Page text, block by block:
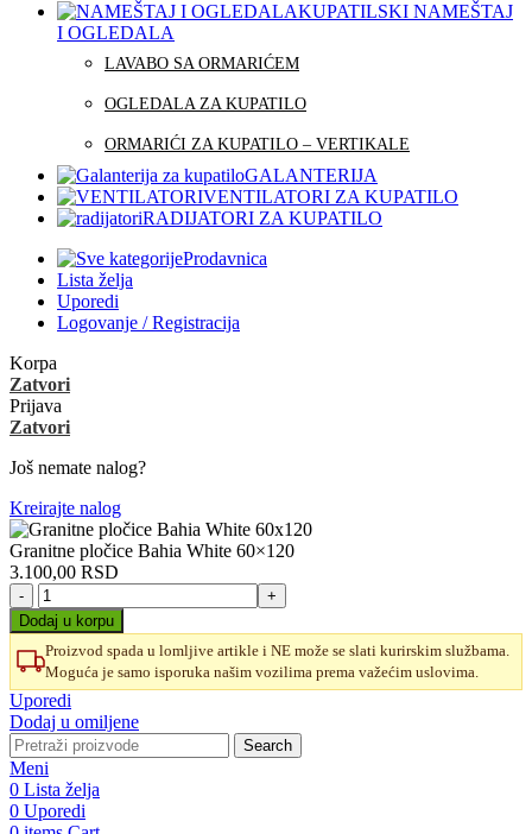
KUPATILSKI NAMEŠTAJ
I OGLEDALA
LAVABO SA ORMARIĆEM
OGLEDALA ZA KUPATILO
ORMARIĆI ZA KUPATILO – VERTIKALE
GALANTERIJA
VENTILATORI ZA KUPATILO
RADIJATORI ZA KUPATILO
Prodavnica
Lista želja
Uporedi
Logovanje / Registracija
Korpa
Zatvori
Prijava
Zatvori
Još nemate nalog?
Kreirajte nalog
Granitne pločice Bahia White 60×120
3.100,00 RSD
Granitne
pločice
Bahia
White
60x120
količina
Dodaj u korpu
Proizvod spada u lomljive artikle i NE može se slati kurirskim službama.
Moguća je samo isporuka našim vozilima prema važećim uslovima.
Uporedi
Dodaj u omiljene
Search
Meni
0 Lista želja
0 Uporedi